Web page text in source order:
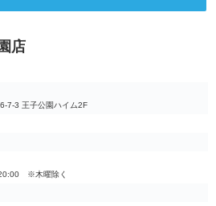
店
7-3 王子公園ハイム2F
※木曜除く